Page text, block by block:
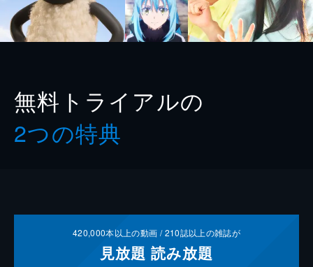
無料トライアルの
2つの特典
420,000本以上の動画 /210誌以上の雑誌が
見放題 読み放題